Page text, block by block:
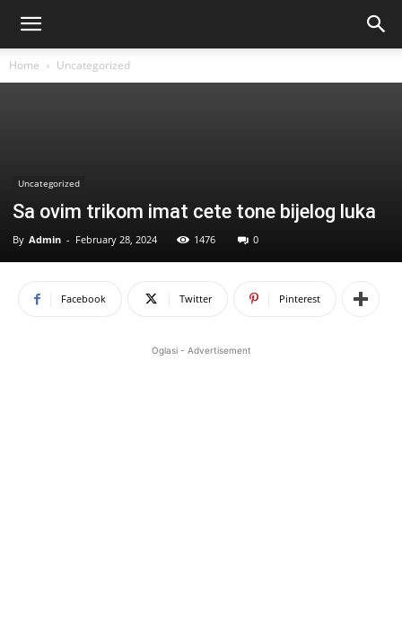
Home Uncategorized
Uncategorized
Sa ovim trikom imat cete tone bijelog luka
By Admin - February 28, 2024 1476 0
Facebook Twitter Pinterest
Oglasi - Advertisement